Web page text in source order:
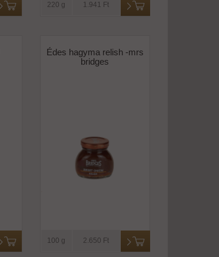
220 g 1.941 Ft
Édes hagyma relish -mrs
bridges
100 g 2.650 Ft